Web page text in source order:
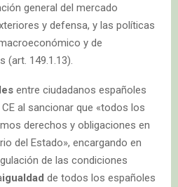
general del mercado
y defensa, y las políticas
y de
(art. 149.1.13).
entre ciudadanos españoles
al sancionar que «todos los
derechos y obligaciones en
del Estado», encargando en
de las condiciones
igualdad de todos los españoles